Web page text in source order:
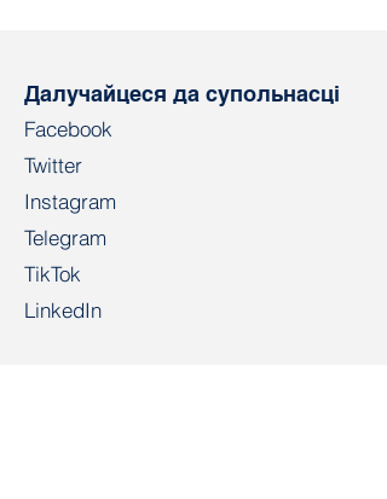
Далучайцеся да супольнасці
Facebook
Twitter
Instagram
Telegram
TikTok
LinkedIn